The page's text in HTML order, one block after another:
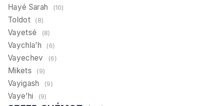
Hayé Sarah (10)
Toldot (8)
Vayetsé (8)
Vaychla’h (6)
Vayechev (6)
Mikets (9)
Vayigash (9)
Vaye’hi (9)